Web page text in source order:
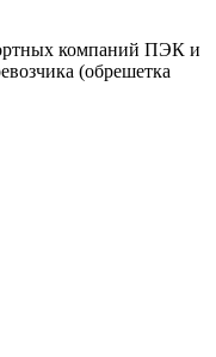
компаний ПЭК и
(обрешетка